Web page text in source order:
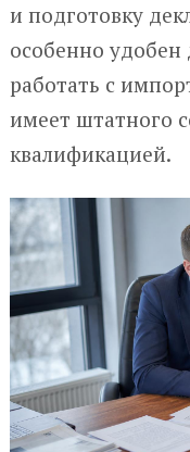
и подготовку
особенно удобен
работать с
имеет штатного
квалификацией.